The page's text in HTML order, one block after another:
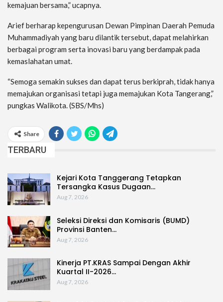
kemajuan bersama,” ucapnya.
Arief berharap kepengurusan Dewan Pimpinan Daerah Pemuda
Muhammadiyah yang baru dilantik tersebut, dapat melahirkan
berbagai program serta inovasi baru yang berdampak pada
kemaslahatan umat.
“Semoga semakin sukses dan dapat terus berkiprah, tidak hanya
memajukan organisasi tetapi juga memajukan Kota Tangerang,”
pungkas Walikota. (SBS/Mhs)
Share
TERBARU
Kejari Kota Tanggerang Tetapkan
Tersangka Kasus Dugaan…
Aug 7, 2026
Seleksi Direksi dan Komisaris (BUMD)
Provinsi Banten…
Aug 7, 2026
Kinerja PT.KRAS Sampai Dengan Akhir
Kuartal II-2026…
Aug 7, 2026